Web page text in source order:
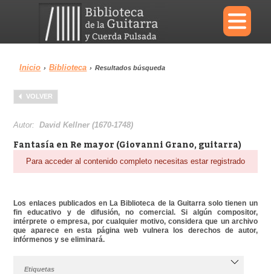
×
Menu
Biblioteca
Inicio › Biblioteca › Resultados búsqueda
VOLVER
Autor:David Kellner (1670-1748)
Fantasía en Re mayor (Giovanni Grano, guitarra)
Para acceder al contenido completo necesitas estar registrado
Los enlaces publicados en La Biblioteca de la Guitarra solo tienen un
fin educativo y de difusión, no comercial. Si algún compositor,
intérprete o empresa, por cualquier motivo, considera que un archivo
que aparece en esta página web vulnera los derechos de autor,
infórmenos y se eliminará.
Etiquetas